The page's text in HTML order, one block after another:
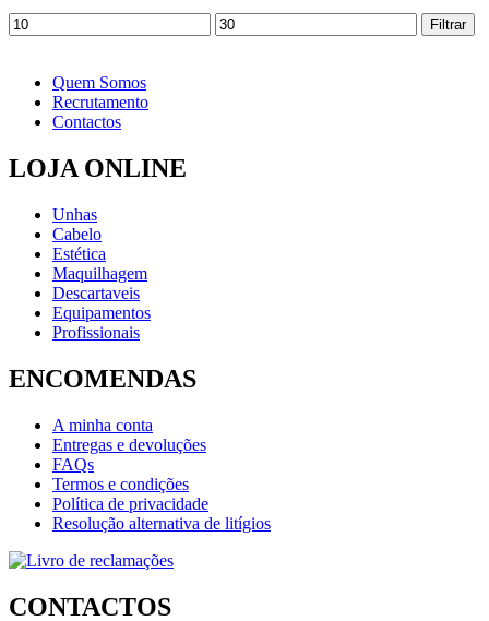
Preço
mínimo
Preço
máximo
Filtrar
Quem Somos
Recrutamento
Contactos
LOJA ONLINE
Unhas
Cabelo
Estética
Maquilhagem
Descartaveis
Equipamentos
Profissionais
ENCOMENDAS
A minha conta
Entregas e devoluções
FAQs
Termos e condições
Política de privacidade
Resolução alternativa de litígios
CONTACTOS